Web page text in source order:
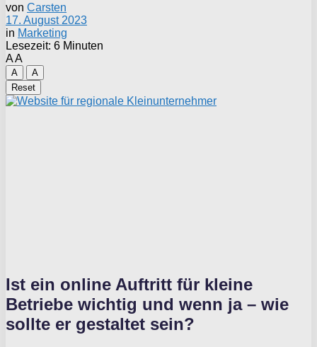
von Carsten
17. August 2023
in Marketing
Lesezeit: 6 Minuten
AA
A
A
Reset
Ist ein online Auftritt für kleine
Betriebe wichtig und wenn ja – wie
sollte er gestaltet sein?